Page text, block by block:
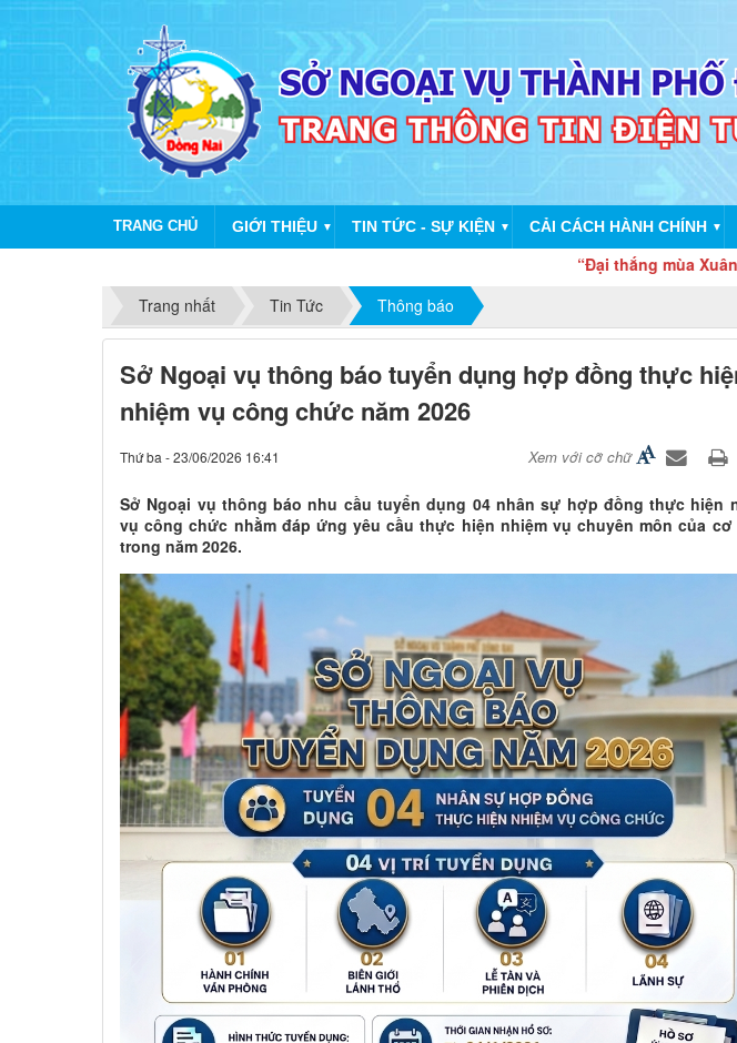
TRANG CHỦ GIỚI THIỆU ▼ TIN TỨC - SỰ KIỆN ▼ CẢI CÁCH HÀNH CHÍNH ▼
“Đại thắng mùa Xuân năm
Trang nhất
Tin Tức Thông báo
Sở Ngoại vụ thông báo tuyển dụng hợp đồng thực
nhiệm vụ công chức năm 2026
Thứ ba - 23/06/2026 16:41 Xem với cỡ chữ
Sở Ngoại vụ thông báo nhu cầu tuyển dụng 04 nhân sự hợp đồng thực hiện
vụ công chức nhằm đáp ứng yêu cầu thực hiện nhiệm vụ chuyên môn của cơ
trong năm 2026.